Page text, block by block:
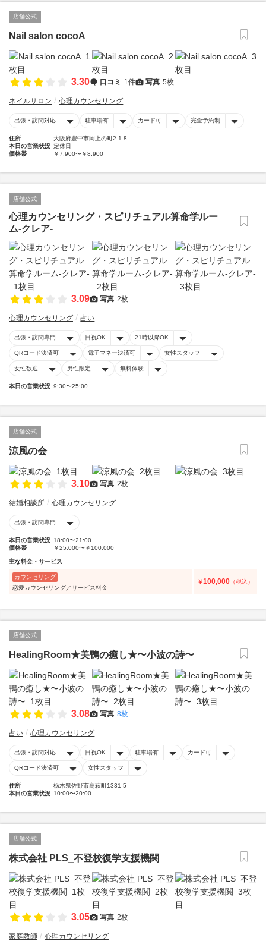
店舗公式
Nail salon cocoA
3.30 口コミ 1件 写真 5枚
ネイルサロン 心理カウンセリング
出張・訪問対応 駐車場有 カード可 完全予約制
住所
大阪府豊中市岡上の町2-1-8
本日の営業状況 定休日
価格帯
￥7,900〜￥8,900
店舗公式
心理カウンセリング・スピリチュアル算命学ルー
ム-クレア-
3.09 写真 2枚
心理カウンセリング 占い
出張・訪問専門 日祝OK 21時以降OK
QRコード決済可 電子マネー決済可 女性スタッフ
女性歓迎 男性限定 無料体験
本日の営業状況 9:30〜25:00
店舗公式
涼風の会
3.10 写真 2枚
結婚相談所 心理カウンセリング
出張・訪問専門
本日の営業状況 18:00〜21:00
価格帯
￥25,000〜￥100,000
主な料金・サービス
カウンセリング
恋愛カウンセリング／サービス料金
￥100,000 （税込）
店舗公式
HealingRoom★美鴨の癒し★〜小波の詩〜
3.08 写真 8枚
占い 心理カウンセリング
出張・訪問対応 日祝OK 駐車場有 カード可
QRコード決済可 女性スタッフ
住所
栃木県佐野市高萩町1331-5
本日の営業状況 10:00〜20:00
店舗公式
株式会社 PLS_不登校復学支援機関
3.05 写真 2枚
家庭教師 心理カウンセリング